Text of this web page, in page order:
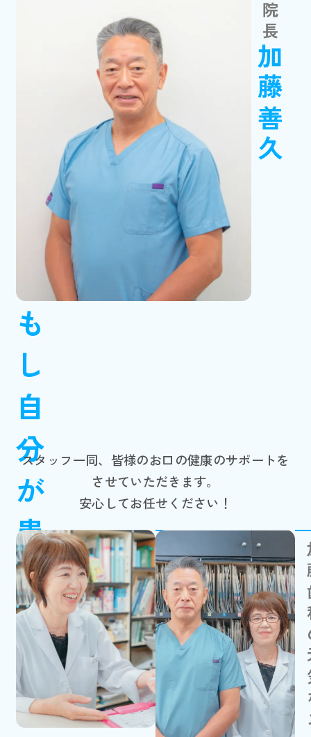
院長
加藤善久
も
し
自
分
が
患
者
さ
ん
だ
スタッフ一同、皆様のお口の健康のサポートを
させていただきます。
安心してお任せください！
副院長
加藤賞子 加